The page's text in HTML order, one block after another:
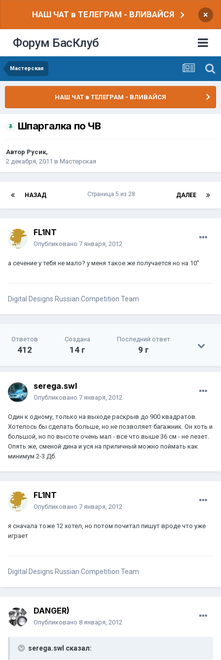
НАШ ЧАТ в ТЕЛЕГРАМ - ВЛИВАЙСЯ ×
Форум БасКлуб
Мастерская
НАШ ЧАТ в ТЕЛЕГРАМ - ВЛИВАЙСЯ
Шпаргалка по ЧВ
Автор Русик,
2 декабря, 2011 в Мастерская
НАЗАД ДАЛЕЕ
Страница 5 из 28
FL1NT
Опубликовано 7 января, 2012
а сечение у тебя не мало? у меня такое же получается но на 10''
Digital Designs Russian Competition Team
Ответов
412
Создана
14 г
Последний ответ
9 г
serega.swl
Опубликовано 7 января, 2012
Один к одному, только на выходе раскрыв до 900 квадратов.
Хотелось бы сделать больше, но не позволяет багажник. Он хоть и
большой, но по высоте очень мал - все что выше 36 см - не лезет.
Опять же, сменой дина и уся на приличный можно поймать как
минимум 2-3 Дб.
FL1NT
Опубликовано 7 января, 2012
я сначала тоже 12 хотел, но потом почитал пишут вроде что уже
играет
Digital Designs Russian Competition Team
DANGER)
Опубликовано 8 января, 2012
serega.swl сказал: